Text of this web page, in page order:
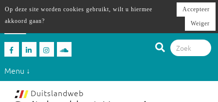
Menu ↓
Duitslandweb
Op deze site worden cookies gebruikt, wilt u hiermee
akkoord gaan?
Accepteer
Weiger